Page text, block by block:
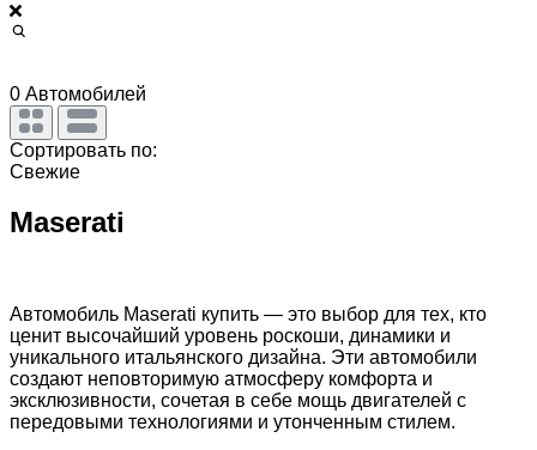
0 Автомобилей
Сортировать по:
Свежие
Maserati
Автомобиль Maserati купить — это выбор для тех, кто
ценит высочайший уровень роскоши, динамики и
уникального итальянского дизайна. Эти автомобили
создают неповторимую атмосферу комфорта и
эксклюзивности, сочетая в себе мощь двигателей с
передовыми технологиями и утонченным стилем.